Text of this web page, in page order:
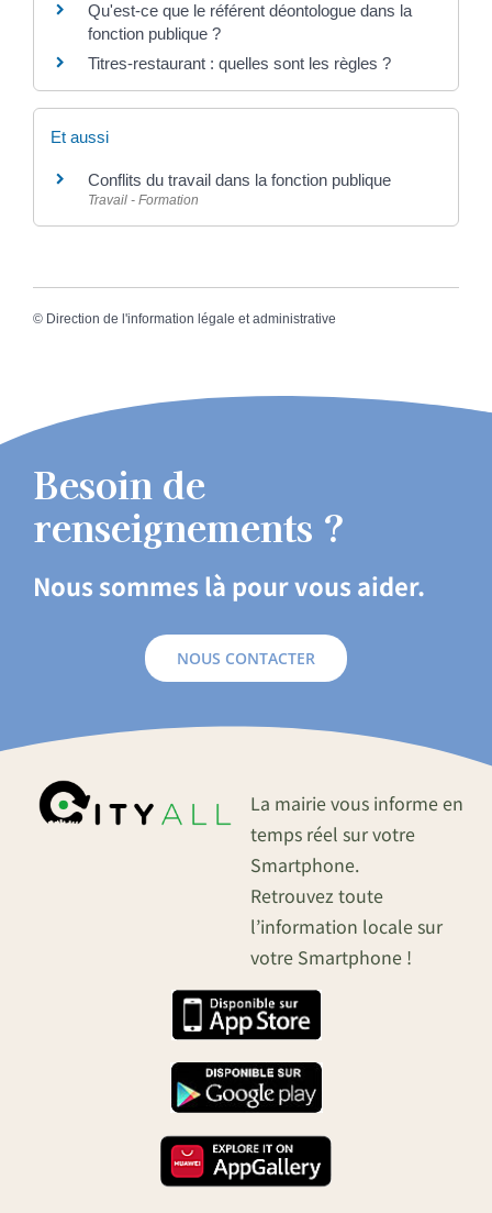
Qu'est-ce que le référent déontologue dans la
fonction publique ?
Titres-restaurant : quelles sont les règles ?
Et aussi
Conflits du travail dans la fonction publique
Travail - Formation
© Direction de l'information légale et administrative
Besoin de
renseignements ?
Nous sommes là pour vous aider.
NOUS CONTACTER
La mairie vous informe en
temps réel sur votre
Smartphone.
Retrouvez toute
l’information locale sur
votre Smartphone !